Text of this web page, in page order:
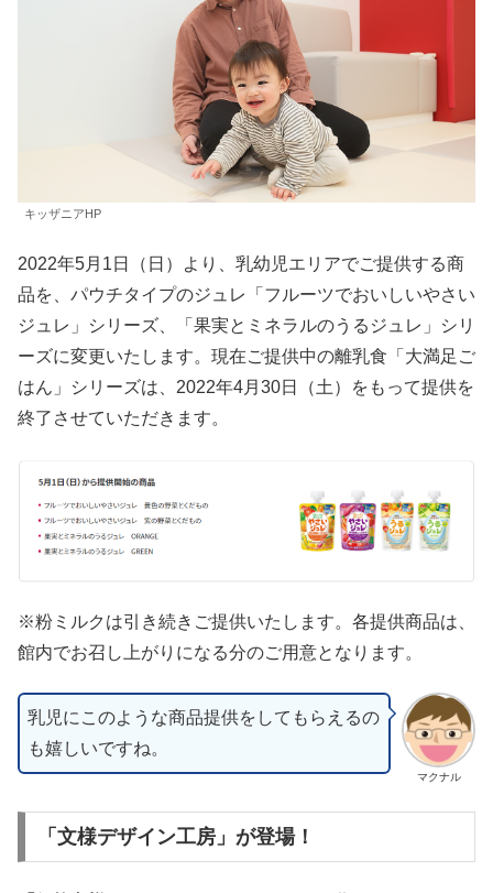
キッザニアHP
2022年5月1日（日）より、乳幼児エリアでご提供する商
品を、パウチタイプのジュレ「フルーツでおいしいやさい
ジュレ」シリーズ、「果実とミネラルのうるジュレ」シリ
ーズに変更いたします。現在ご提供中の離乳食「大満足ご
はん」シリーズは、2022年4月30日（土）をもって提供を
終了させていただきます。
※粉ミルクは引き続きご提供いたします。各提供商品は、
館内でお召し上がりになる分のご用意となります。
マクナル
乳児にこのような商品提供をしてもらえるの
も嬉しいですね。
「文様デザイン工房」が登場！